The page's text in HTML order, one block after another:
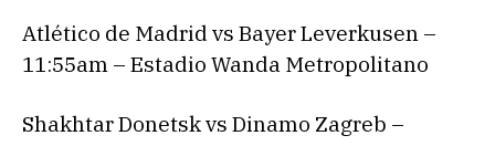
Atlético de Madrid vs Bayer Leverkusen –
11:55am – Estadio Wanda Metropolitano
Shakhtar Donetsk vs Dinamo Zagreb –